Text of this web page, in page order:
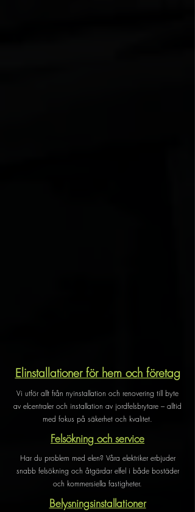
Elinstallationer för hem och företag
Vi utför allt från nyinstallation och renovering till byte
av elcentraler och installation av jordfelsbrytare – alltid
med fokus på säkerhet och kvalitet.
Felsökning och service
Har du problem med elen? Våra elektriker erbjuder
snabb felsökning och åtgärdar elfel i både bostäder
och kommersiella fastigheter.
Belysningsinstallationer